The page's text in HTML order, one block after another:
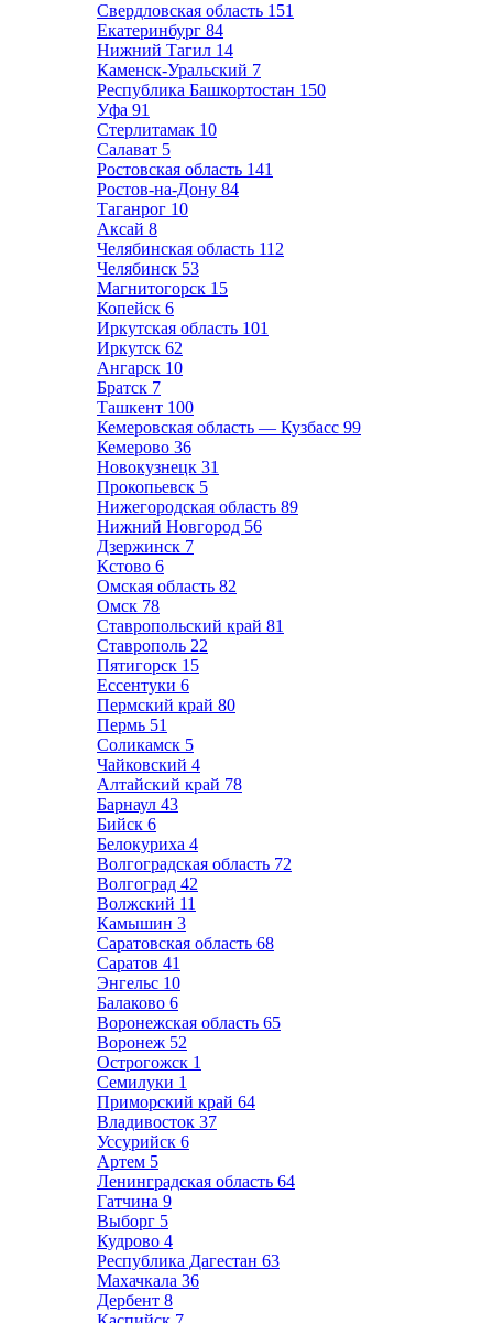
Свердловская область 151
Екатеринбург 84
Нижний Тагил 14
Каменск-Уральский 7
Республика Башкортостан 150
Уфа 91
Стерлитамак 10
Салават 5
Ростовская область 141
Ростов-на-Дону 84
Таганрог 10
Аксай 8
Челябинская область 112
Челябинск 53
Магнитогорск 15
Копейск 6
Иркутская область 101
Иркутск 62
Ангарск 10
Братск 7
Ташкент 100
Кемеровская область — Кузбасс 99
Кемерово 36
Новокузнецк 31
Прокопьевск 5
Нижегородская область 89
Нижний Новгород 56
Дзержинск 7
Кстово 6
Омская область 82
Омск 78
Ставропольский край 81
Ставрополь 22
Пятигорск 15
Ессентуки 6
Пермский край 80
Пермь 51
Соликамск 5
Чайковский 4
Алтайский край 78
Барнаул 43
Бийск 6
Белокуриха 4
Волгоградская область 72
Волгоград 42
Волжский 11
Камышин 3
Саратовская область 68
Саратов 41
Энгельс 10
Балаково 6
Воронежская область 65
Воронеж 52
Острогожск 1
Семилуки 1
Приморский край 64
Владивосток 37
Уссурийск 6
Артем 5
Ленинградская область 64
Гатчина 9
Выборг 5
Кудрово 4
Республика Дагестан 63
Махачкала 36
Дербент 8